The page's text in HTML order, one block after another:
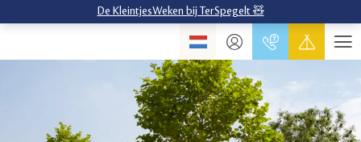
De KleintjesWeken bij TerSpegelt 🧸